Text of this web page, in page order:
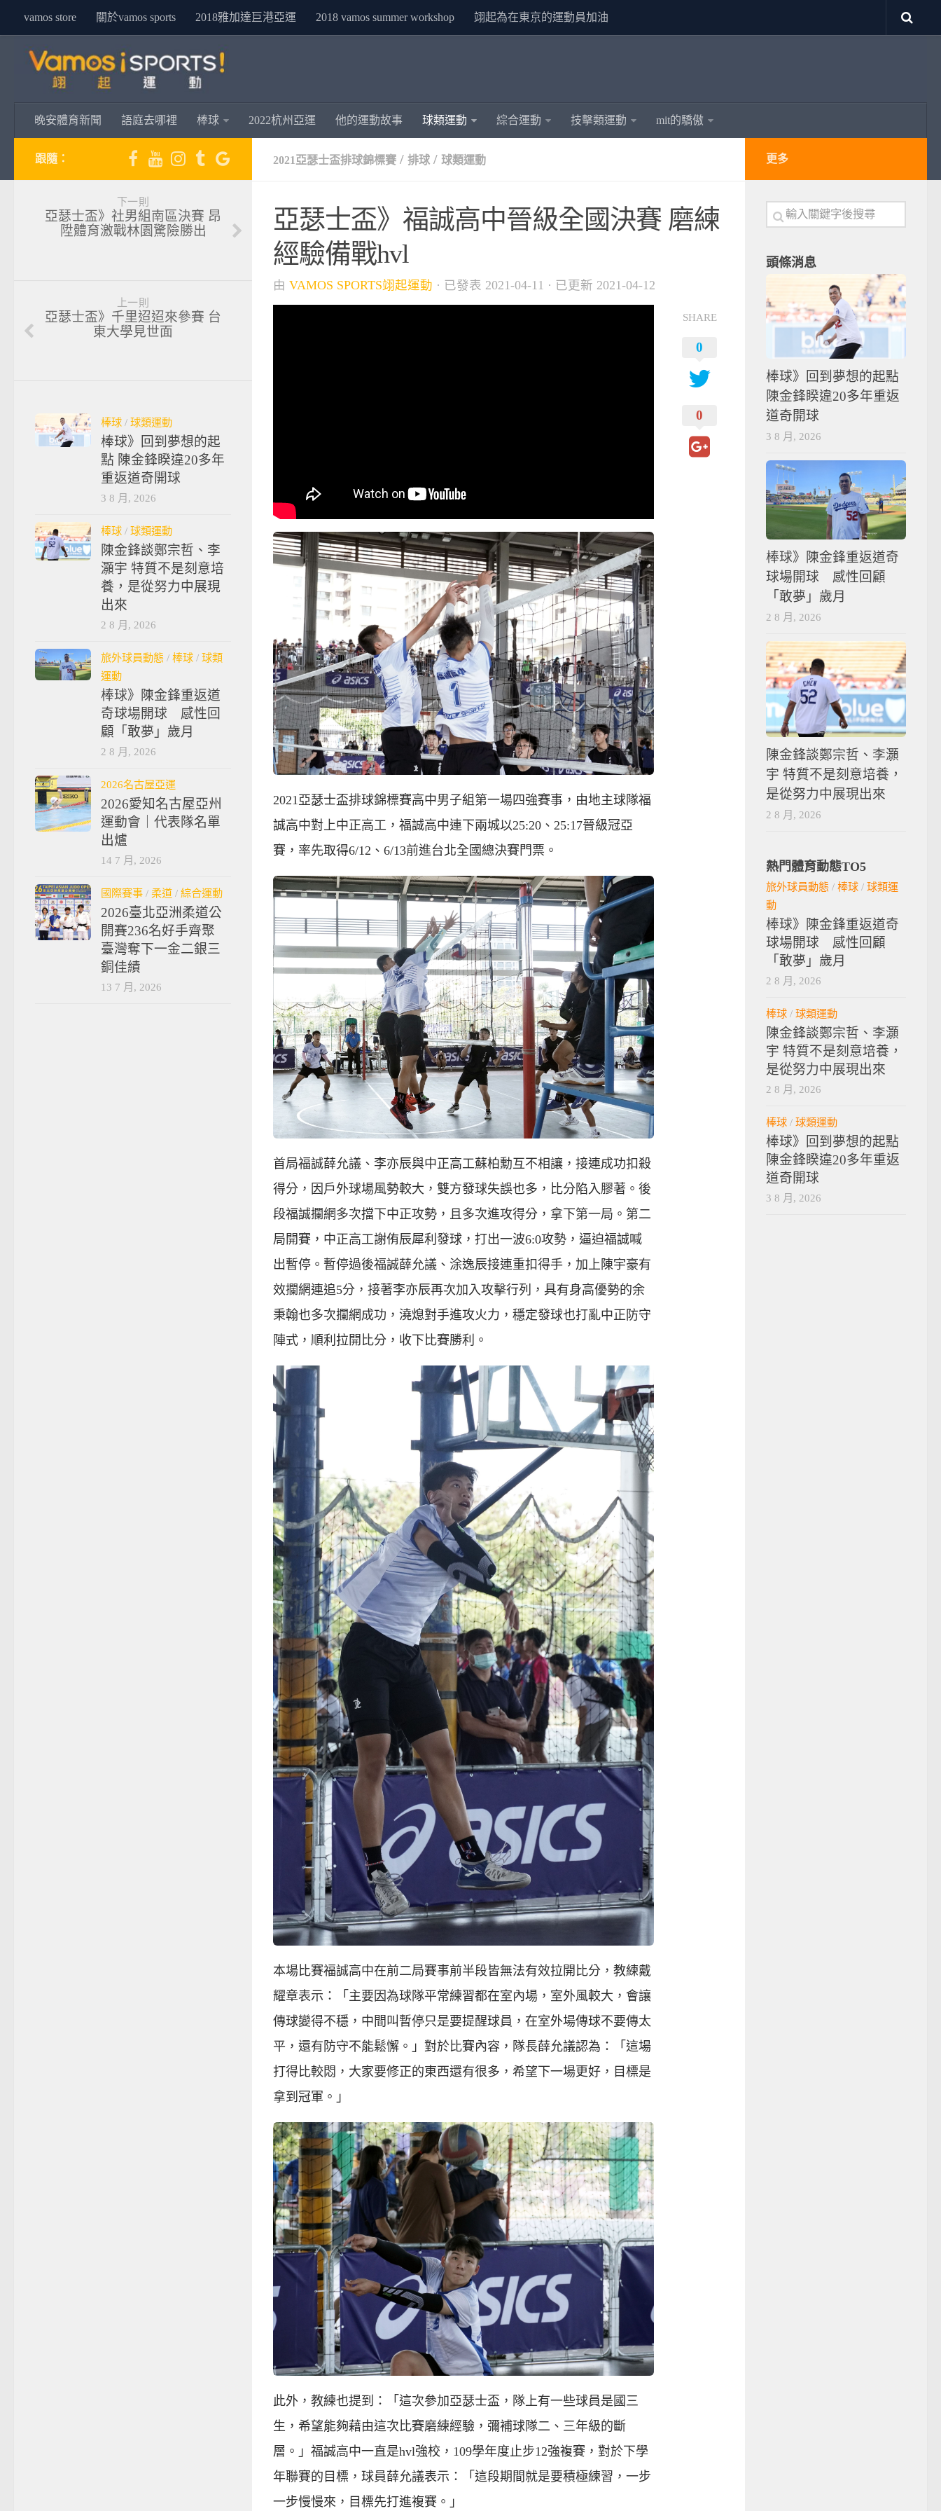
vamos store 關於vamos sports 2018雅加達巨港亞運 2018 vamos summer workshop 翊起為在東京的運動員加油
晚安體育新聞 語庭去哪裡 棒球 2022杭州亞運 他的運動故事 球類運動 綜合運動 技擊類運動 mit的驕傲
2021亞瑟士盃排球錦標賽 / 排球 / 球類運動
亞瑟士盃》福誠高中晉級全國決賽 磨練
經驗備戰hvl
由 VAMOS SPORTS翊起運動 · 已發表 2021-04-11 · 已更新 2021-04-12
2021亞瑟士盃排球錦標賽高中男子組第一場四強賽事，由地主球隊福
誠高中對上中正高工，福誠高中連下兩城以25:20、25:17晉級冠亞
賽，率先取得6/12、6/13前進台北全國總決賽門票。
首局福誠薛允議、李亦辰與中正高工蘇柏勳互不相讓，接連成功扣殺
得分，因戶外球場風勢較大，雙方發球失誤也多，比分陷入膠著。後
段福誠攔網多次擋下中正攻勢，且多次進攻得分，拿下第一局。第二
局開賽，中正高工謝侑辰犀利發球，打出一波6:0攻勢，逼迫福誠喊
出暫停。暫停過後福誠薛允議、涂逸辰接連重扣得手，加上陳宇豪有
效攔網連追5分，接著李亦辰再次加入攻擊行列，具有身高優勢的余
秉翰也多次攔網成功，澆熄對手進攻火力，穩定發球也打亂中正防守
陣式，順利拉開比分，收下比賽勝利。
本場比賽福誠高中在前二局賽事前半段皆無法有效拉開比分，教練戴
耀章表示：「主要因為球隊平常練習都在室內場，室外風較大，會讓
傳球變得不穩，中間叫暫停只是要提醒球員，在室外場傳球不要傳太
平，還有防守不能鬆懈。」對於比賽內容，隊長薛允議認為：「這場
打得比較悶，大家要修正的東西還有很多，希望下一場更好，目標是
拿到冠軍。」
此外，教練也提到：「這次參加亞瑟士盃，隊上有一些球員是國三
生，希望能夠藉由這次比賽磨練經驗，彌補球隊二、三年級的斷
層。」福誠高中一直是hvl強校，109學年度止步12強複賽，對於下學
年聯賽的目標，球員薛允議表示：「這段期間就是要積極練習，一步
一步慢慢來，目標先打進複賽。」
SHARE
0
0
跟隨：
下一則
亞瑟士盃》社男組南區決賽 昂
陞體育激戰林園驚險勝出
上一則
亞瑟士盃》千里迢迢來參賽 台
東大學見世面
棒球 / 球類運動
棒球》回到夢想的起
點 陳金鋒睽違20多年
重返道奇開球
3 8 月, 2026
棒球 / 球類運動
陳金鋒談鄭宗哲、李
灝宇 特質不是刻意培
養，是從努力中展現
出來
2 8 月, 2026
旅外球員動態 / 棒球 / 球類
運動
棒球》陳金鋒重返道
奇球場開球 感性回
顧「敢夢」歲月
2 8 月, 2026
2026名古屋亞運
2026愛知名古屋亞州
運動會｜代表隊名單
出爐
14 7 月, 2026
國際賽事 / 柔道 / 綜合運動
2026臺北亞洲柔道公
開賽236名好手齊聚
臺灣奪下一金二銀三
銅佳績
13 7 月, 2026
更多
頭條消息
棒球》回到夢想的起點
陳金鋒睽違20多年重返
道奇開球
3 8 月, 2026
棒球》陳金鋒重返道奇
球場開球 感性回顧
「敢夢」歲月
2 8 月, 2026
陳金鋒談鄭宗哲、李灝
宇 特質不是刻意培養，
是從努力中展現出來
2 8 月, 2026
熱門體育動態TO5
旅外球員動態 / 棒球 / 球類運
動
棒球》陳金鋒重返道奇
球場開球 感性回顧
「敢夢」歲月
2 8 月, 2026
棒球 / 球類運動
陳金鋒談鄭宗哲、李灝
宇 特質不是刻意培養，
是從努力中展現出來
2 8 月, 2026
棒球 / 球類運動
棒球》回到夢想的起點
陳金鋒睽違20多年重返
道奇開球
3 8 月, 2026